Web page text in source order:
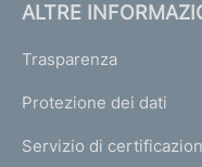
ALTRE
Trasparenza
Protezione dei dati
Servizio di